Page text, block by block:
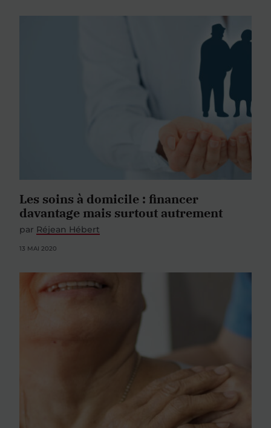
Les soins à domicile : financer
davantage mais surtout autrement
par Réjean Hébert
13 MAI 2020